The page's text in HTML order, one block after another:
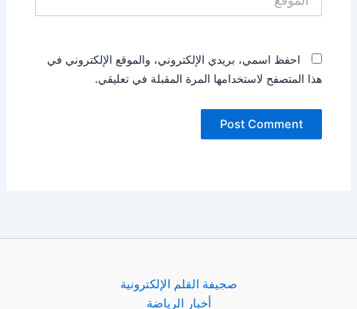
احفظ اسمي، بريدي الإلكتروني، والموقع الإلكتروني في
هذا المتصفح لاستخدامها المرة المقبلة في تعليقي.
صجيفة القلم الإلكترونية
أخبار الرياضة